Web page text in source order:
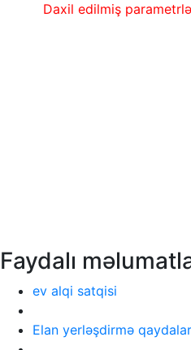
Daxil edilmiş
Faydalı
ev alqi satqisi
Elan yerləşdirmə